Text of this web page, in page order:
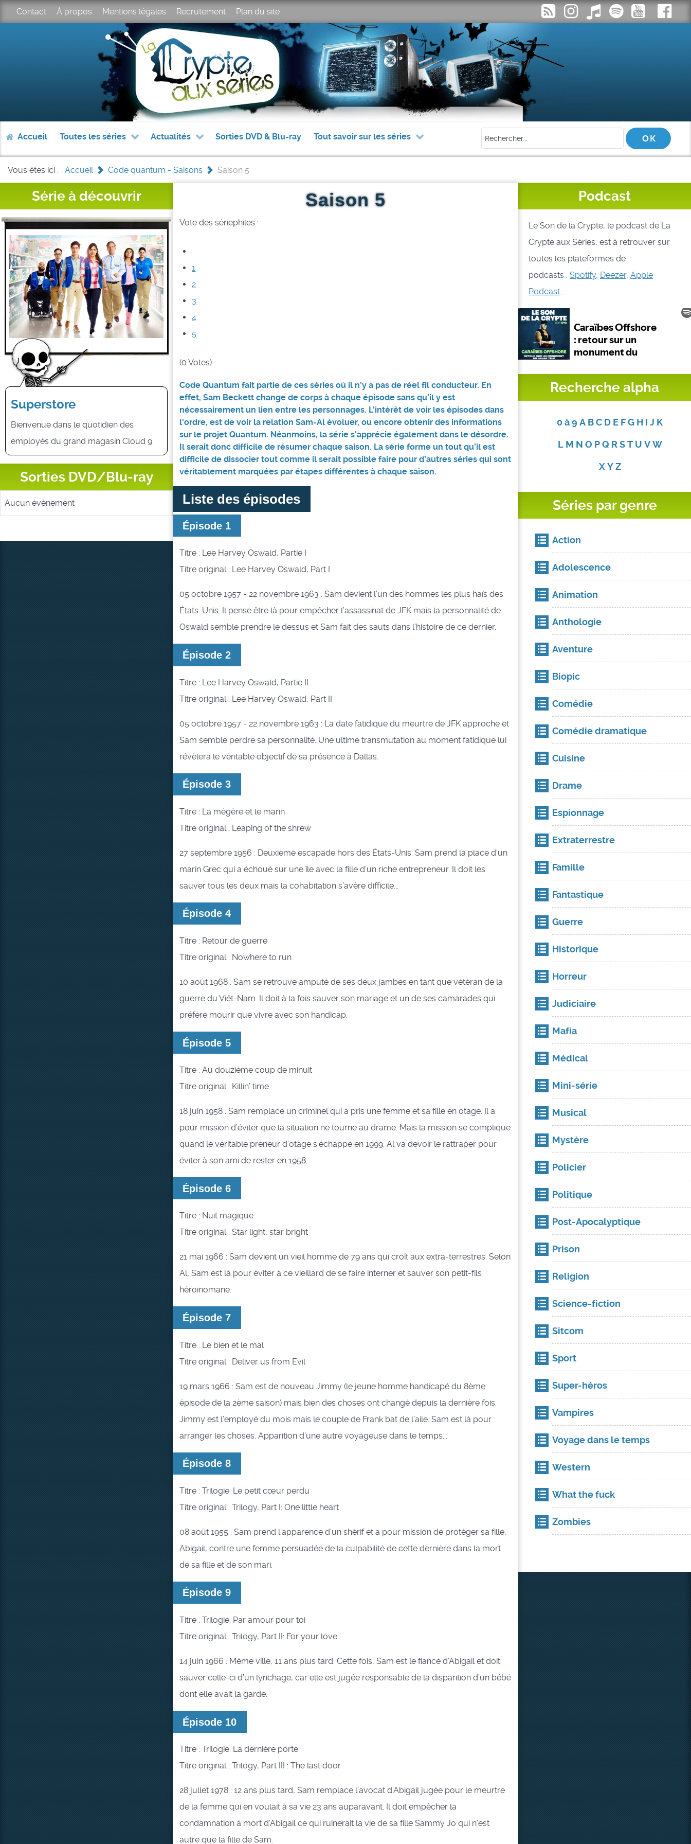
Contact À propos Mentions légales Recrutement Plan du site
Accueil Toutes les séries Actualités Sorties DVD & Blu-ray Tout savoir sur les séries
Vous êtes ici : Accueil > Code quantum - Saisons > Saison 5
Série à découvrir
Superstore
Bienvenue dans le quotidien des
employés du grand magasin Cloud 9.
Sorties DVD/Blu-ray
Aucun évènement
Saison 5
Vote des sériephiles :
1
2
3
4
5
(0 Votes)
Code Quantum fait partie de ces séries où il n’y a pas de réel fil conducteur. En
effet, Sam Beckett change de corps à chaque épisode sans qu’il y est
nécessairement un lien entre les personnages. L'intérêt de voir les épisodes dans
l'ordre, est de voir la relation Sam-Al évoluer, ou encore obtenir des informations
sur le projet Quantum. Néanmoins, la série s’apprécie également dans le désordre.
Il serait donc difficile de résumer chaque saison. La série forme un tout qu’il est
difficile de dissocier tout comme il serait possible faire pour d’autres séries qui sont
véritablement marquées par étapes différentes à chaque saison.
Liste des épisodes
Épisode 1
Titre : Lee Harvey Oswald, Partie I
Titre original : Lee Harvey Oswald, Part I
05 octobre 1957 - 22 novembre 1963 : Sam devient l’un des hommes les plus haïs des
États-Unis. Il pense être là pour empêcher l’assassinat de JFK mais la personnalité de
Oswald semble prendre le dessus et Sam fait des sauts dans l’histoire de ce dernier.
Épisode 2
Titre : Lee Harvey Oswald, Partie II
Titre original : Lee Harvey Oswald, Part II
05 octobre 1957 - 22 novembre 1963 : La date fatidique du meurtre de JFK approche et
Sam semble perdre sa personnalité. Une ultime transmutation au moment fatidique lui
révèlera le véritable objectif de sa présence à Dallas.
Épisode 3
Titre : La mégère et le marin
Titre original : Leaping of the shrew
27 septembre 1956 : Deuxième escapade hors des États-Unis. Sam prend la place d’un
marin Grec qui a échoué sur une île avec la fille d’un riche entrepreneur. Il doit les
sauver tous les deux mais la cohabitation s’avère difficile...
Épisode 4
Titre : Retour de guerre
Titre original : Nowhere to run
10 août 1968 : Sam se retrouve amputé de ses deux jambes en tant que vétéran de la
guerre du Viêt-Nam. Il doit à la fois sauver son mariage et un de ses camarades qui
préfère mourir que vivre avec son handicap.
Épisode 5
Titre : Au douzième coup de minuit
Titre original : Killin’ time
18 juin 1958 : Sam remplace un criminel qui a pris une femme et sa fille en otage. Il a
pour mission d’éviter que la situation ne tourne au drame. Mais la mission se complique
quand le véritable preneur d’otage s’échappe en 1999. Al va devoir le rattraper pour
éviter à son ami de rester en 1958.
Épisode 6
Titre : Nuit magique
Titre original : Star light, star bright
21 mai 1966 : Sam devient un vieil homme de 79 ans qui croît aux extra-terrestres. Selon
Al, Sam est là pour éviter à ce vieillard de se faire interner et sauver son petit-fils
héroïnomane.
Épisode 7
Titre : Le bien et le mal
Titre original : Deliver us from Evil
19 mars 1966 : Sam est de nouveau Jimmy (le jeune homme handicapé du 8ème
épisode de la 2ème saison) mais bien des choses ont changé depuis la dernière fois.
Jimmy est l’employé du mois mais le couple de Frank bat de l’aile. Sam est là pour
arranger les choses. Apparition d’une autre voyageuse dans le temps...
Épisode 8
Titre : Trilogie: Le petit cœur perdu
Titre original : Trilogy, Part I: One little heart
08 août 1955 : Sam prend l’apparence d’un shérif et a pour mission de protéger sa fille,
Abigail, contre une femme persuadée de la culpabilité de cette dernière dans la mort
de sa fille et de son mari.
Épisode 9
Titre : Trilogie: Par amour pour toi
Titre original : Trilogy, Part II: For your love
14 juin 1966 : Même ville, 11 ans plus tard. Cette fois, Sam est le fiancé d’Abigail et doit
sauver celle-ci d’un lynchage, car elle est jugée responsable de la disparition d’un bébé
dont elle avait la garde.
Épisode 10
Titre : Trilogie: La dernière porte
Titre original : Trilogy, Part III : The last door
28 jullet 1978 : 12 ans plus tard, Sam remplace l’avocat d’Abigail jugée pour le meurtre
de la femme qui en voulait à sa vie 23 ans auparavant. Il doit empêcher la
condamnation à mort d’Abigail ce qui ruinerait la vie de sa fille Sammy Jo qui n’est
autre que la fille de Sam.
Podcast
Le Son de la Crypte, le podcast de La
Crypte aux Séries, est à retrouver sur
toutes les plateformes de
podcasts : Spotify, Deezer, Apple
Podcast...
Recherche alpha
0 à 9 A BC D E FG H I J K
L M N O P Q R S T U V W
X Y Z
Séries par genre
Action
Adolescence
Animation
Anthologie
Aventure
Biopic
Comédie
Comédie dramatique
Cuisine
Drame
Espionnage
Extraterrestre
Famille
Fantastique
Guerre
Historique
Horreur
Judiciaire
Mafia
Médical
Mini-série
Musical
Mystère
Policier
Politique
Post-Apocalyptique
Prison
Religion
Science-fiction
Sitcom
Sport
Super-héros
Vampires
Voyage dans le temps
Western
What the fuck
Zombies